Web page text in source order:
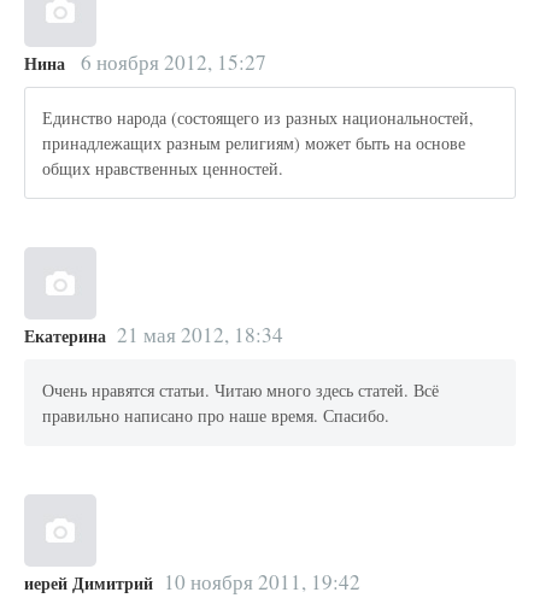
Нина 6 ноября 2012, 15:27
Единство народа (состоящего из разных национальностей,
принадлежащих разным религиям) может быть на основе
общих нравственных ценностей.
Екатерина 21 мая 2012, 18:34
Очень нравятся статьи. Читаю много здесь статей. Всё
правильно написано про наше время. Спасибо.
иерей Димитрий 10 ноября 2011, 19:42